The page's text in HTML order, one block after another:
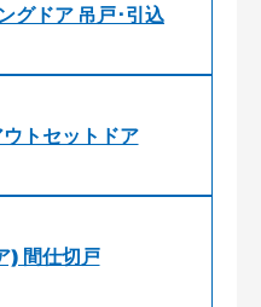
グドア 吊戸･引込
トセットドア
) 間仕切戸